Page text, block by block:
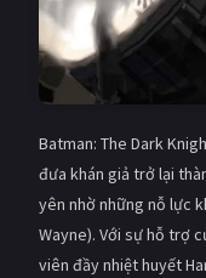
Batman: The Dark
đưa khán giả trở lại
yên nhờ những nỗ lực
Wayne). Với sự hỗ trợ
viên đầy nhiệt huyết